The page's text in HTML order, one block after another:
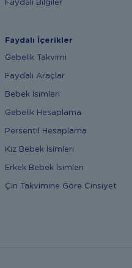
Faydalı Bilgiler
Faydalı İçerikler
Gebelik Takvimi
Faydalı Araçlar
Bebek İsimleri
Gebelik Hesaplama
Persentil Hesaplama
Kız Bebek İsimleri
Erkek Bebek İsimleri
Çin Takvimine Göre Cinsiyet